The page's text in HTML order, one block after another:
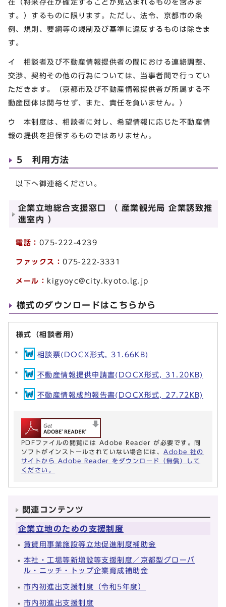
在（将来存在が確定することが見込まれるものを含みま
す。）するものに限ります。ただし、法令、京都市の条
例、規則、要綱等の規制及び基準に違反するものは除きま
す。
イ 相談者及び不動産情報提供者の間における連絡調整、
交渉、契約その他の行為については、当事者間で行ってい
ただきます。（京都市及び不動産情報提供者が所属する不
動産団体は関与せず、また、責任を負いません。）
ウ 本制度は、相談者に対し、希望情報に応じた不動産情
報の提供を担保するものではありません。
5 利用方法
以下へ御連絡ください。
企業立地総合支援窓口 （ 産業観光局 企業誘致推
進室内 ）
電話： 075-222-4239
ファックス：075-222-3331
メール： kigyoyc@city.kyoto.lg.jp
様式のダウンロードはこちらから
様式（相談者用）
相談票(DOCX形式, 31.66KB)
不動産情報提供申請書(DOCX形式, 31.20KB)
不動産情報成約報告書(DOCX形式, 27.72KB)
PDFファイルの閲覧には Adobe Reader が必要です。同
ソフトがインストールされていない場合には、 Adobe 社の
サイトから Adobe Reader をダウンロード（無償）して
ください。
関連コンテンツ
企業立地のための支援制度
賃貸用事業施設等立地促進制度補助金
本社・工場等新増設等支援制度／京都型グローバ
ル・ニッチ・トップ企業育成補助金
市内初進出支援制度（令和5年度）
市内初進出支援制度